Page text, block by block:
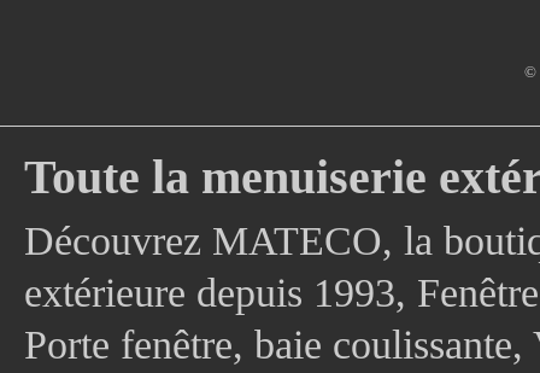
©
Toute la menuiserie
Découvrez MATECO, la
extérieure depuis 1993,
Porte fenêtre, baie